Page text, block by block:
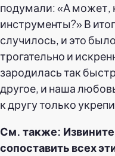
подумали: «А может,
инструменты?» В
случилось, и это
трогательно и
зародилась так
другое, и наша
к другу только
См. также:
сопоставить всех